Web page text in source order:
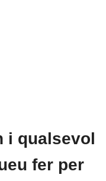
i qualsevol
fer per